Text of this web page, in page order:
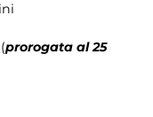
prorogata al 25